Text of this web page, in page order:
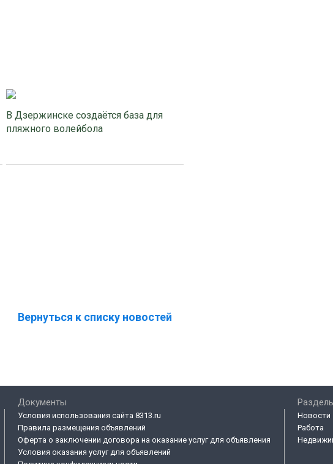
В Дзержинске создаётся база для
пляжного волейбола
Вернуться к списку новостей
Документы
Условия использования сайта 8313.ru
Правила размещения объявлений
Оферта о заключении договора на оказание услуг для объявления
Условия оказания услуг для объявлений
Новости
Работа